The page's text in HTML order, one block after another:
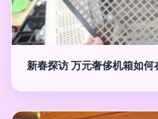
新春探访 万元奢侈机箱如何